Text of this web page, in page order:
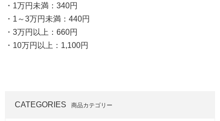
・1万円未満：340円
・1～3万円未満：440円
・3万円以上：660円
・10万円以上：1,100円
CATEGORIES 商品カテゴリー